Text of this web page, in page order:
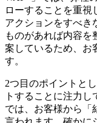
ローすることを重視
アクションをすべき
ものがあれば内容を
案しているため、お
す。
2つ目のポイントと
トすることに注力
では、お客様から「